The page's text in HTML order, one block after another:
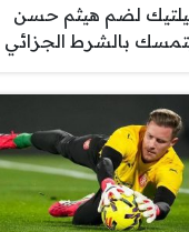
لضم هيثم حسن
بالشرط الجزائي